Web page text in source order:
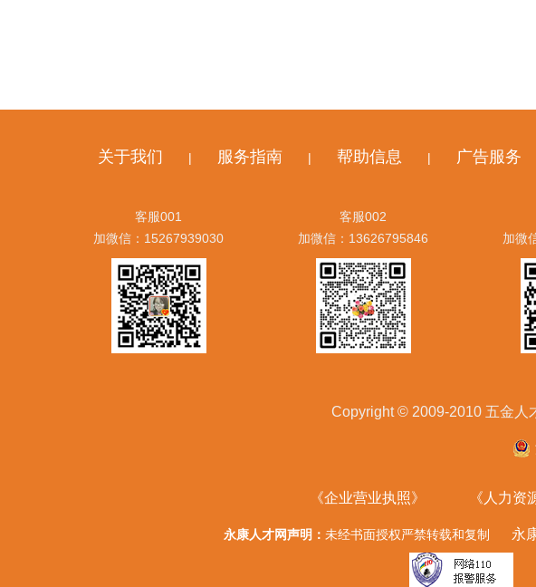
关于我们 | 服务指南 | 帮助信息 | 广告服务
客服001
加微信：15267939030
客服002
加微信：13626795846
加微
Copyright © 2009-2010 五金人
《企业营业执照》 《人力资
永康人才网声明： 未经书面授权严禁转载和复制 永